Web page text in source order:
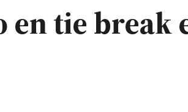
en tie break